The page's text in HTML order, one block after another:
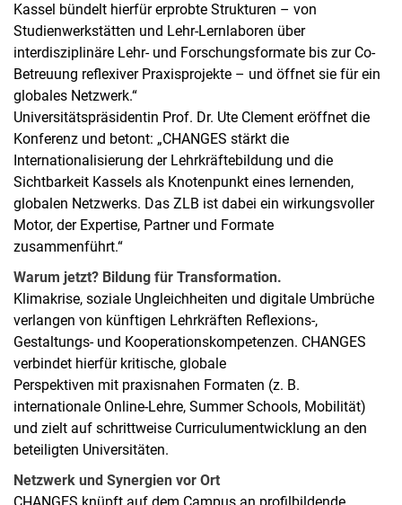
Kassel bündelt hierfür erprobte Strukturen – von
Studienwerkstätten und Lehr-Lernlaboren über
interdisziplinäre Lehr- und Forschungsformate bis zur Co-
Betreuung reflexiver Praxisprojekte – und öffnet sie für ein
globales Netzwerk.“
Universitätspräsidentin Prof. Dr. Ute Clement eröffnet die
Konferenz und betont: „CHANGES stärkt die
Internationalisierung der Lehrkräftebildung und die
Sichtbarkeit Kassels als Knotenpunkt eines lernenden,
globalen Netzwerks. Das ZLB ist dabei ein wirkungsvoller
Motor, der Expertise, Partner und Formate
zusammenführt.“
Warum jetzt? Bildung für Transformation.
Klimakrise, soziale Ungleichheiten und digitale Umbrüche
verlangen von künftigen Lehrkräften Reflexions-,
Gestaltungs- und Kooperationskompetenzen. CHANGES
verbindet hierfür kritische, globale
Perspektiven mit praxisnahen Formaten (z. B.
internationale Online-Lehre, Summer Schools, Mobilität)
und zielt auf schrittweise Curriculumentwicklung an den
beteiligten Universitäten.
Netzwerk und Synergien vor Ort